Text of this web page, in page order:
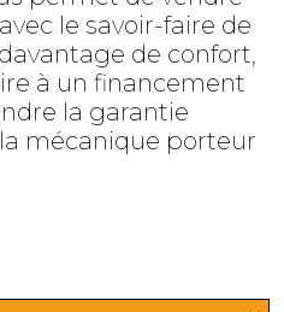
le savoir-faire de
de confort,
à un financement
la garantie
la mécanique porteur